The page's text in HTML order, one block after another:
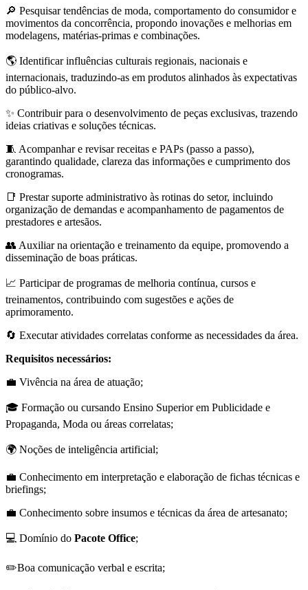
🔎 Pesquisar tendências de moda, comportamento do consumidor e
movimentos da concorrência, propondo inovações e melhorias em
modelagens, matérias-primas e combinações.
🌎 Identificar influências culturais regionais, nacionais e
internacionais, traduzindo-as em produtos alinhados às expectativas
do público-alvo.
✨ Contribuir para o desenvolvimento de peças exclusivas, trazendo
ideias criativas e soluções técnicas.
🧵 Acompanhar e revisar receitas e PAPs (passo a passo),
garantindo qualidade, clareza das informações e cumprimento dos
cronogramas.
📑 Prestar suporte administrativo às rotinas do setor, incluindo
organização de demandas e acompanhamento de pagamentos de
prestadores e artesãos.
👥 Auxiliar na orientação e treinamento da equipe, promovendo a
disseminação de boas práticas.
📈 Participar de programas de melhoria contínua, cursos e
treinamentos, contribuindo com sugestões e ações de
aprimoramento.
🔄 Executar atividades correlatas conforme as necessidades da área.
Requisitos necessários:
💼 Vivência na área de atuação;
🎓 Formação ou cursando Ensino Superior em Publicidade e
Propaganda, Moda ou áreas correlatas;
🌍 Noções de inteligência artificial;
💼 Conhecimento em interpretação e elaboração de fichas técnicas e
briefings;
💼 Conhecimento sobre insumos e técnicas da área de artesanato;
💻 Domínio do Pacote Office;
✏️Boa comunicação verbal e escrita;